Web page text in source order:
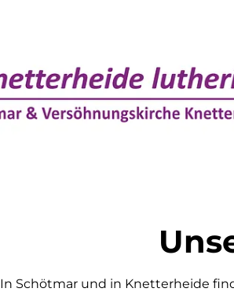
In Schötmar und in Knetterheide